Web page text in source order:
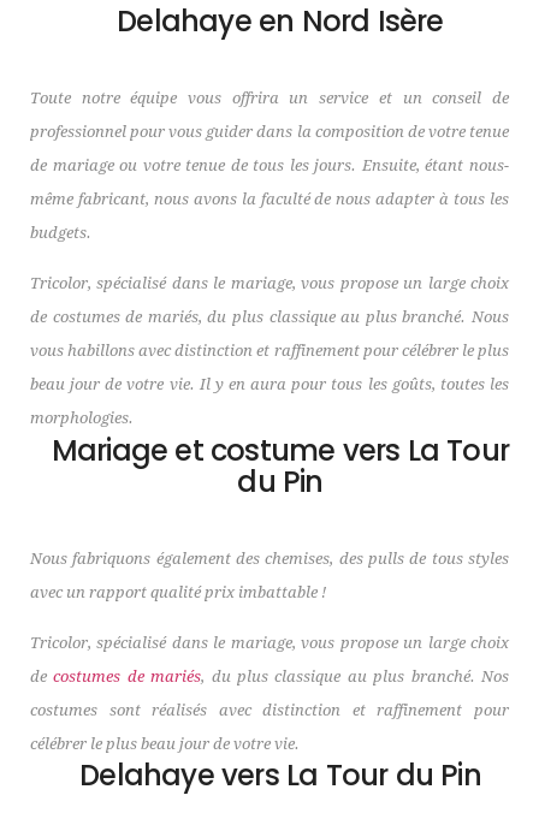
Delahaye en Nord Isère
Toute notre équipe vous offrira un service et un conseil de
professionnel pour vous guider dans la composition de votre tenue
de mariage ou votre tenue de tous les jours. Ensuite, étant nous-
même fabricant, nous avons la faculté de nous adapter à tous les
budgets.
Tricolor, spécialisé dans le mariage, vous propose un large choix
de costumes de mariés, du plus classique au plus branché. Nous
vous habillons avec distinction et raffinement pour célébrer le plus
beau jour de votre vie. Il y en aura pour tous les goûts, toutes les
morphologies.
Mariage et costume vers La Tour
du Pin
Nous fabriquons également des chemises, des pulls de tous styles
avec un rapport qualité prix imbattable !
Tricolor, spécialisé dans le mariage, vous propose un large choix
decostumes de mariés, du plus classique au plus branché. Nos
costumes sont réalisés avec distinction et raffinement pour
célébrer le plus beau jour de votre vie.
Delahaye vers La Tour du Pin